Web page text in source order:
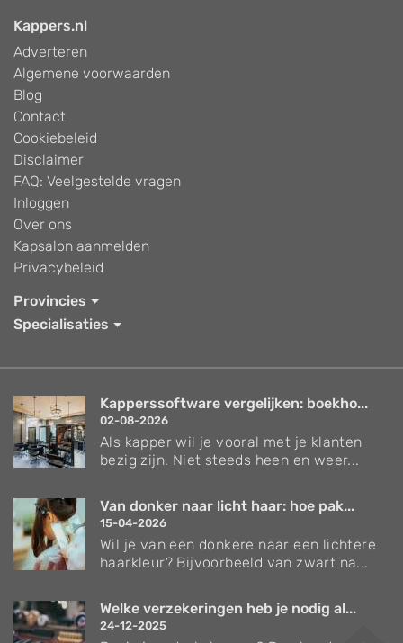
Kappers.nl
Adverteren
Algemene voorwaarden
Blog
Contact
Cookiebeleid
Disclaimer
FAQ: Veelgestelde vragen
Inloggen
Over ons
Kapsalon aanmelden
Privacybeleid
Provincies
Specialisaties
Kapperssoftware vergelijken: boekho...
02-08-2026
Als kapper wil je vooral met je klanten
bezig zijn. Niet steeds heen en weer...
Van donker naar licht haar: hoe pak...
15-04-2026
Wil je van een donkere naar een lichtere
haarkleur? Bijvoorbeeld van zwart na...
Welke verzekeringen heb je nodig al...
24-12-2025